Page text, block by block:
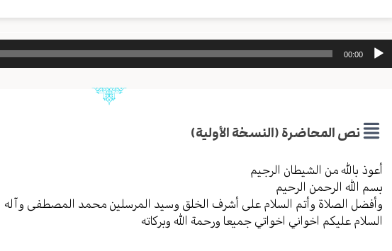
مشغل
00:00
نص المحاضرة (النسخة الأولية)
أعوذ بالله من الشیطان الرجیم
بسم الله الرحمن الرحیم
وأفضل الصلاة وأتم السلام علی أشرف الخلق وسید المرسلین محمد المصطفی وآله
السلام علیکم اخواني اخواتي جمیعا ورحمة الله وبرکاته